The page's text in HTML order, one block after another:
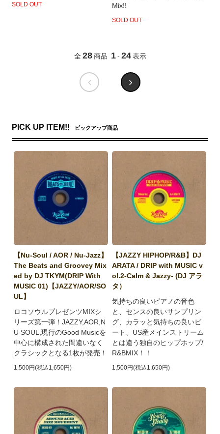
SOLD OUT
Mix!!
SOLD OUT
全 28 商品 1 - 24 表示
PICK UP ITEM!! ピックアップ商品
【Nu-Soul / AOR / Nu-Jazz】
The Beats and Groovey Mix
ed by DJ TKYM(DRIP With
MUSIC 01)【JAZZY/AOR/SO
UL】
ロコソウルプレゼンツMIXシ
リーズ第一弾！JAZZY,AOR,N
U SOUL,現行のGood Musicを
中心に構成された間違いなく
クラシックとなる1枚が発売！
1,500円(税込1,650円)
【JAZZY HIPHOP/R&B】DJ
ARATA / DRIP with MUSIC v
ol.2-Calm & Jazzy- (DJ アラ
タ）
気持ちの良いピアノの音色
と、センスの良いサンプリン
グ、カラッと気持ちの良いビ
ート、US産メインストリーム
とは違う独自のヒップホップ/
R&BMIX！！
1,500円(税込1,650円)